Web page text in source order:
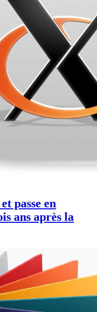
passe en
ans après la